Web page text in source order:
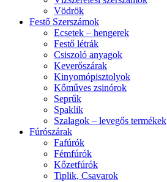
Vödrök
Festő Szerszámok
Ecsetek – hengerek
Festő létrák
Csiszoló anyagok
Keverőszárak
Kinyomópisztolyok
Kőműves zsinórok
Seprűk
Spaklik
Szalagok – levegős termékek
Fúrószárak
Fafúrók
Fémfúrók
Kőzetfúrók
Tiplik, Csavarok